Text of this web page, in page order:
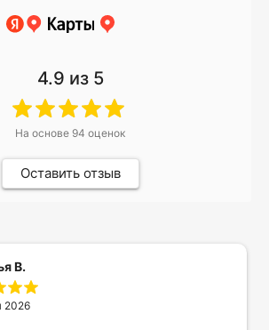
4.9 из 5
На основе 94 оценок
Оставить отзыв
В.
2026